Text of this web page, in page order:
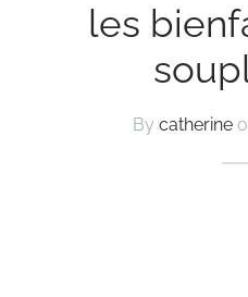
les
By catherine